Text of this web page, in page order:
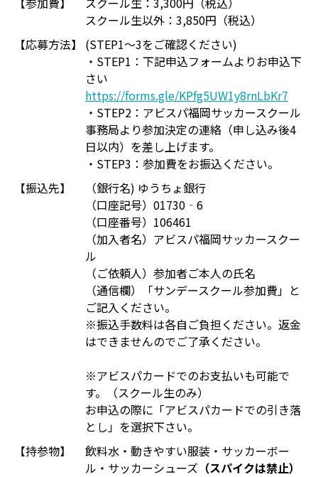
スクール生以外：3,850円（税込）
【応募方法】
(STEP1～3をご確認ください)
・STEP1：下記申込フォームよりお申込下
さい
https://forms.gle/KPfg5UW1y8rnLbKr7
・STEP2：アビスパ福岡サッカースクール
事務局より参加決定の連絡（申し込み後4
日以内）を差し上げます。
・STEP3：参加費をお振込ください。
【振込先】
（銀行名) ゆうちょ銀行
（口座記号）01730‐6
（口座番号）106461
（加入者名）アビスパ福岡サッカースクー
ル
（ご依頼人）参加者ご本人の氏名
（通信欄）「サンデースクール参加費」と
ご記入ください。
※振込手数料は各自ご負担ください。返金
はできませんのでご了承ください。
※アビスパカードでのお支払いも可能で
す。（スクール生のみ）
お申込の際に「アビスパカードでの引き落
とし」を選択下さい。
【持参物】
飲料水・動きやすい服装・サッカーボー
ル・サッカーシューズ （スパイクは禁止）